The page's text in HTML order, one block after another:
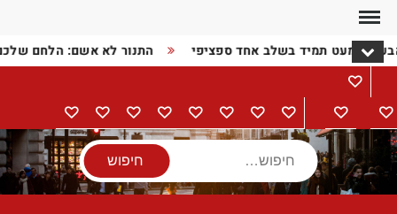
Skip
content
התנור לא אשם: הלחם כמעט תמיד בשלב אחד ספציפי
דף
הבית
מתכונים
בישול הורים
וילדים
מתנותמוצרי
חשמל
טיוליםאודותצור
קשר
מדיניות
פרטיות
הצהרת
נגישות
חיפוש